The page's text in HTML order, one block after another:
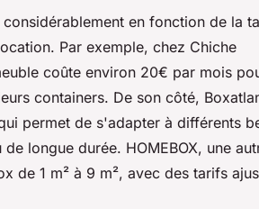
en fonction de la
Par exemple, chez Chiche
coûte environ 20€ par mois
containers. De son côté,
permet de s'adapter à différents
longue durée. HOMEBOX, une
de 1 m² à 9 m², avec des tarifs